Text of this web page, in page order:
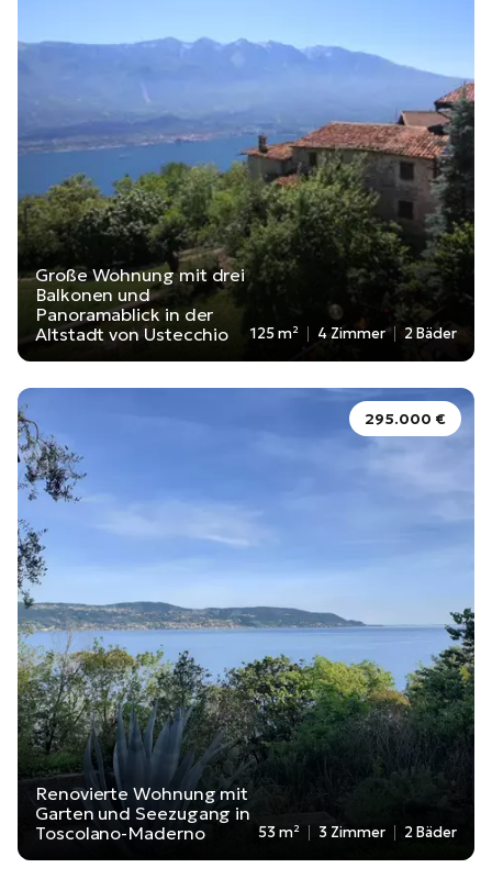
Große Wohnung mit drei
Balkonen und
Panoramablick in der
Altstadt von Ustecchio
125 m² 4 Zimmer 2 Bäder
295.000 €
Renovierte Wohnung mit
Garten und Seezugang in
Toscolano-Maderno
53 m² 3 Zimmer 2 Bäder